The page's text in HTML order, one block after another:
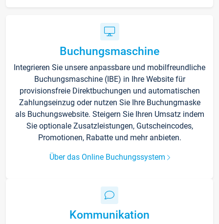
Buchungsmaschine
Integrieren Sie unsere anpassbare und mobilfreundliche
Buchungsmaschine (IBE) in Ihre Website für
provisionsfreie Direktbuchungen und automatischen
Zahlungseinzug oder nutzen Sie Ihre Buchungmaske
als Buchungswebsite. Steigern Sie Ihren Umsatz indem
Sie optionale Zusatzleistungen, Gutscheincodes,
Promotionen, Rabatte und mehr anbieten.
Über das Online Buchungssystem
Kommunikation